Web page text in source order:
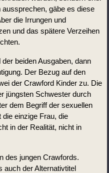
gäbe es diese
die Irrungen und
und das spätere Verzeihen
beiden Ausgaben, dann
Der Bezug auf den
der Crawford Kinder zu. Die
jüngsten Schwester durch
dem Begriff der sexuellen
die einzige Frau, die
in der Realität, nicht in
des jungen Crawfords.
auch der Alternativtitel